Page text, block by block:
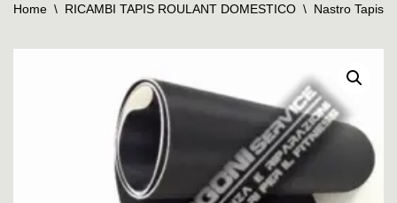
Home \ RICAMBI TAPIS ROULANT DOMESTICO \ Nastro Tapis